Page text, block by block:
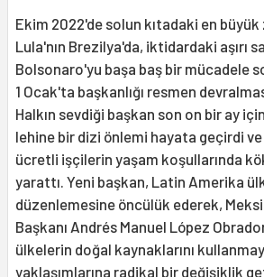
Ekim 2022'de solun kıtadaki en
Lula'nın Brezilya'da, iktidardaki aşırı
Bolsonaro'yu başa baş bir mücadele
1 Ocak'ta başkanlığı resmen
Halkın sevdiği başkan son on bir ay
lehine bir dizi önlemi hayata geçirdi
ücretli işçilerin yaşam koşullarında
yarattı. Yeni başkan, Latin Amerika
düzenlemesine öncülük ederek,
Başkanı Andrés Manuel López
ülkelerin doğal kaynaklarını
yaklaşımlarına radikal bir değişiklik